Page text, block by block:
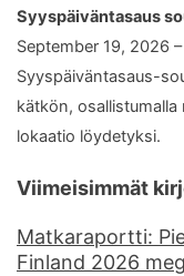
Syyspäiväntasaus
September 19, 2026
Syyspäiväntasaus-
kätkön, osallistumalla
lokaatio löydetyksi.
Viimeisimmät
Matkaraportti:
Finland 2026